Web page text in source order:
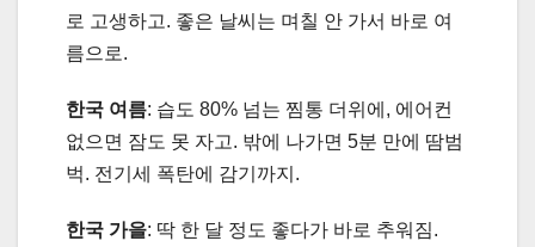
로 고생하고. 좋은 날씨는 며칠 안 가서 바로 여
름으로.
한국 여름: 습도 80% 넘는 찜통 더위에, 에어컨
없으면 잠도 못 자고. 밖에 나가면 5분 만에 땀범
벅. 전기세 폭탄에 감기까지.
한국 가을: 딱 한 달 정도 좋다가 바로 추워짐.